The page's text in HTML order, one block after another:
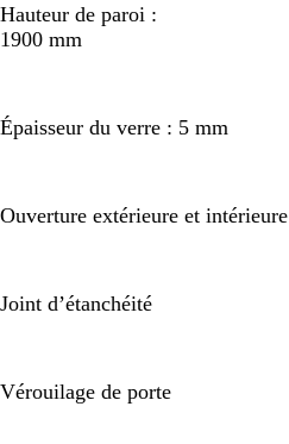
Hauteur de paroi :
1900 mm
Épaisseur du verre : 5 mm
Ouverture extérieure et intérieure
Joint d’étanchéité
Vérouilage de porte